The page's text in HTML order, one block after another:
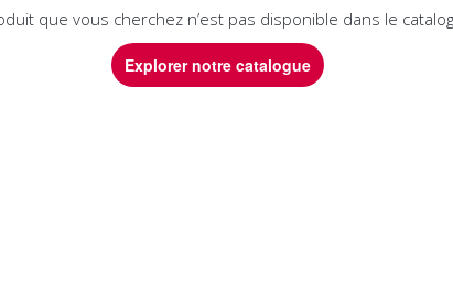
que vous cherchez n’est pas disponible dans le
Explorer notre catalogue